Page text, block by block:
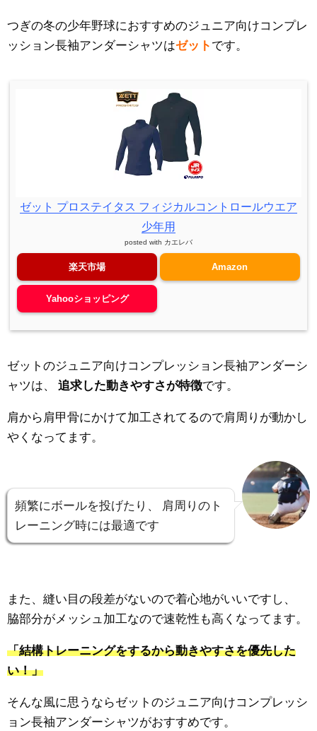
つぎの冬の少年野球におすすめのジュニア向けコンプレ
ッション長袖アンダーシャツはゼット です。
ゼット プロステイタス フィジカルコントロールウエア
少年用
posted with カエレバ
楽天市場 Amazon
Yahooショッピング
ゼットのジュニア向けコンプレッション長袖アンダーシ
ャツは、
追求した動きやすさが特徴です。
肩から肩甲骨にかけて加工されてるので肩周りが動かし
やくなってます。
頻繁にボールを投げたり、
肩周りのト
レーニング時には最適です
また、縫い目の段差がないので着心地がいいですし、
脇部分がメッシュ加工なので速乾性も高くなってます。
「結構トレーニングをするから動きやすさを優先した
い！」
そんな風に思うならゼットのジュニア向けコンプレッシ
ョン長袖アンダーシャツがおすすめです。